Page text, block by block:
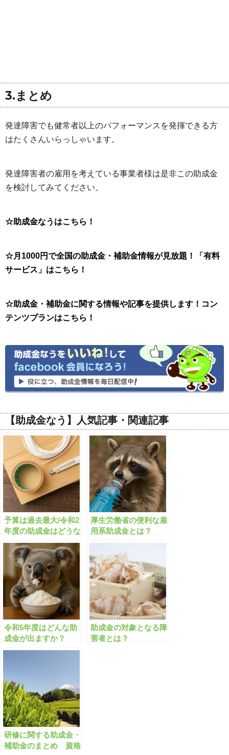
3.まとめ
発達障害でも健常者以上のパフォーマンスを発揮できる方
はたくさんいらっしゃいます。
発達障害者の雇用を考えている事業者様は是非この助成金
を検討してみてください。
☆助成金なうはこちら！
☆月1000円で全国の助成金・補助金情報が見放題！「有料
サービス」はこちら！
☆助成金・補助金に関する情報や記事を提供します！コン
テンツプランはこちら！
【助成金なう】人気記事・関連記事
予算は過去最大/令和2
年度の助成金はどうな
りますか？
厚生労働省の便利な雇
用系助成金とは？
令和5年度はどんな助
成金が出ますか？
助成金の対象となる障
害者とは？
研修に関する助成金・
補助金のまとめ 資格